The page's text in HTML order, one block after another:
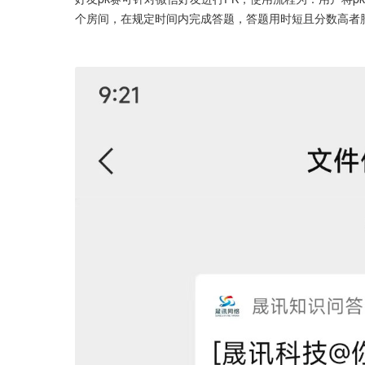
个房间，在规定时间内完成答题，答题用时短且分数高者